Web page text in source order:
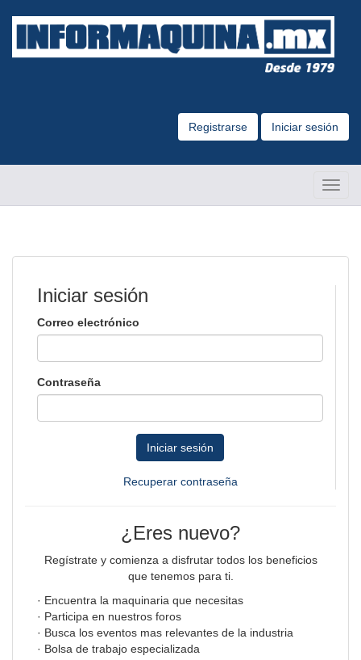
Registrarse Iniciar sesión
Iniciar sesión
Correo electrónico
Contraseña
Iniciar sesión
Recuperar contraseña
¿Eres nuevo?
Regístrate y comienza a disfrutar todos los beneficios
que tenemos para ti.
· Encuentra la maquinaria que necesitas
· Participa en nuestros foros
· Busca los eventos mas relevantes de la industria
· Bolsa de trabajo especializada